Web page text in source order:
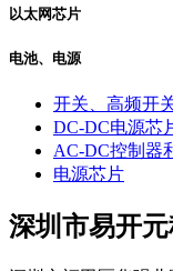
以太网芯片
电池、电源
开关、高频开
DC-DC电源芯
AC-DC控制器
电源芯片
深圳市易开